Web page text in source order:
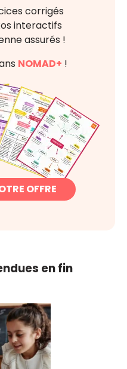
corrigés
interactifs
assurés !
NOMAD+ !
OFFRE
en fin